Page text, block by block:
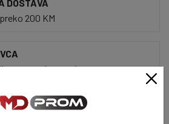
DOSTAVA
200 KM
vam ne odgovaraju